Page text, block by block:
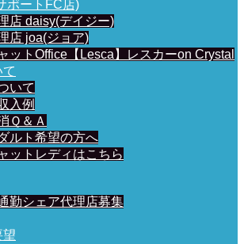
ポートFC店)
店 daisy(デイジー)
店 joa(ジョア)
ットOffice【Lesca】レスカーon Crystal
いて
入例
Ｑ＆Ａ
ルト希望の方へ
ットレディはこちら
勤シェア代理店募集
望